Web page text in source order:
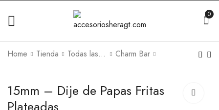
0
Home Tienda Todas las Joyas Charm Bar
15mm – Dije de Papas Fritas